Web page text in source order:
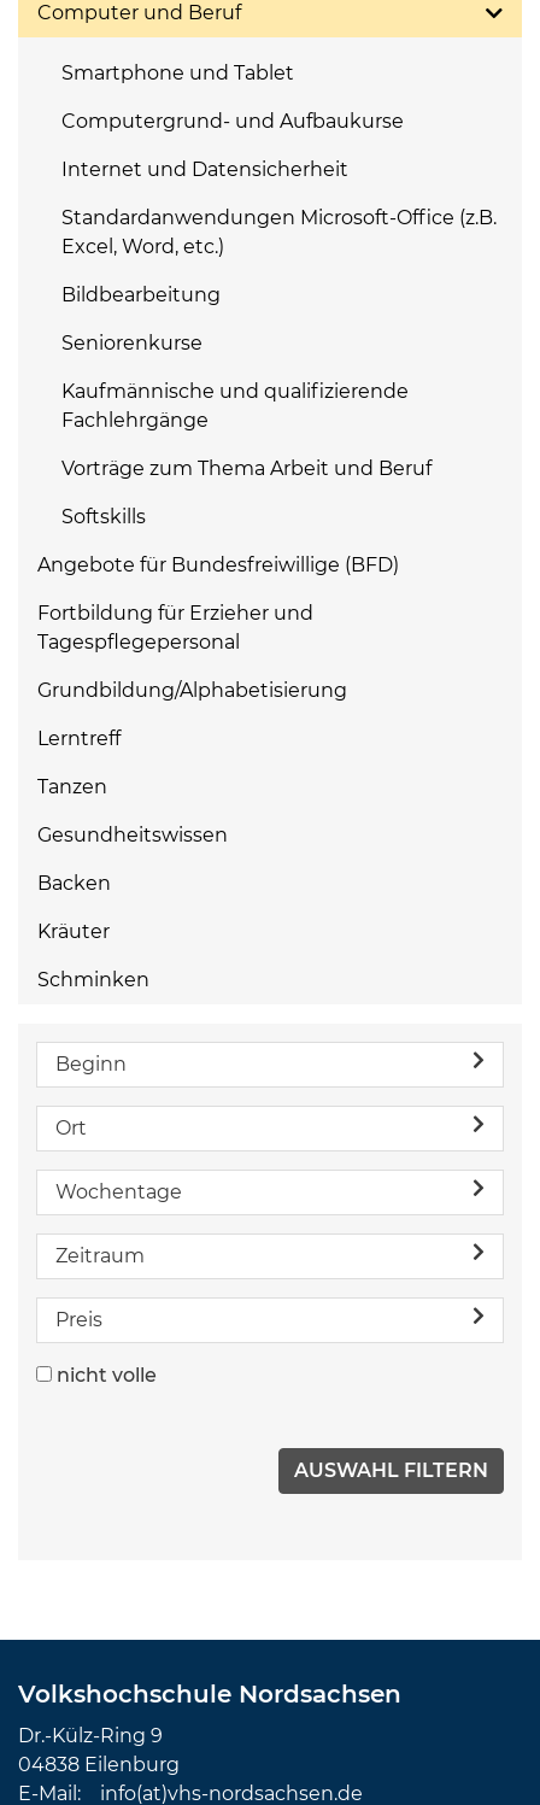
Computer und Beruf
Smartphone und Tablet
Computergrund- und Aufbaukurse
Internet und Datensicherheit
Standardanwendungen Microsoft-Office (z.B.
Excel, Word, etc.)
Bildbearbeitung
Seniorenkurse
Kaufmännische und qualifizierende
Fachlehrgänge
Vorträge zum Thema Arbeit und Beruf
Softskills
Angebote für Bundesfreiwillige (BFD)
Fortbildung für Erzieher und
Tagespflegepersonal
Grundbildung/Alphabetisierung
Lerntreff
Tanzen
Gesundheitswissen
Backen
Kräuter
Schminken
Beginn
Ort
Wochentage
Zeitraum
Preis
nicht volle
Volkshochschule Nordsachsen
Dr.-Külz-Ring 9
04838 Eilenburg
E-Mail: info(at)vhs-nordsachsen.de